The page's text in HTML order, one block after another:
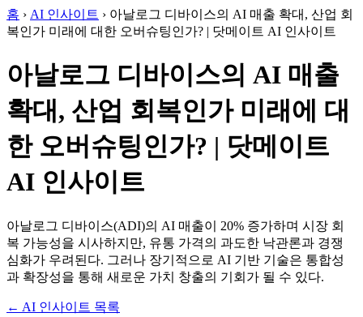
홈 › AI 인사이트 › 아날로그 디바이스의 AI 매출 확대, 산업 회
복인가 미래에 대한 오버슈팅인가? | 닷메이트 AI 인사이트
아날로그 디바이스의 AI 매출
확대, 산업 회복인가 미래에 대
한 오버슈팅인가? | 닷메이트
AI 인사이트
아날로그 디바이스(ADI)의 AI 매출이 20% 증가하며 시장 회
복 가능성을 시사하지만, 유통 가격의 과도한 낙관론과 경쟁
심화가 우려된다. 그러나 장기적으로 AI 기반 기술은 통합성
과 확장성을 통해 새로운 가치 창출의 기회가 될 수 있다.
← AI 인사이트 목록